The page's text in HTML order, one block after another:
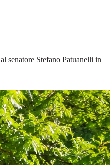
senatore Stefano Patuanelli in